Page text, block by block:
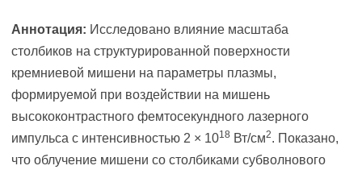
Аннотация: Исследовано влияние масштаба
столбиков на структурированной поверхности
кремниевой мишени на параметры плазмы,
формируемой при воздействии на мишень
высококонтрастного фемтосекундного лазерного
импульса с интенсивностью 2 × 1018 Вт/см2. Показано,
что облучение мишени со столбиками субволнового